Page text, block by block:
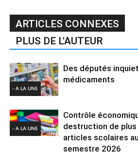
ARTICLES CONNEXES
PLUS DE L'AUTEUR
- A LA UNE
Des députés
médicaments
- A LA UNE
Contrôle
destruction de plus
articles scolaires
semestre 2026